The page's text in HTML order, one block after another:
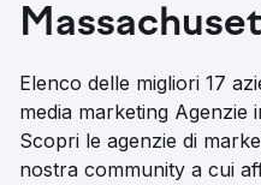
Elenco delle migliori 17
media marketing Agenzie
Scopri le agenzie di
nostra community a cui